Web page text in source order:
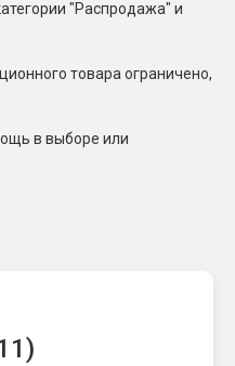
"Распродажа" и
товара ограничено,
в выборе или